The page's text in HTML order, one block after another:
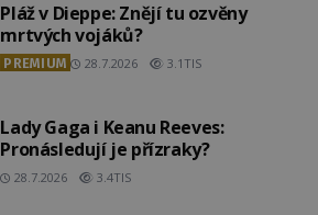
Pláž v Dieppe: Znějí tu ozvěny
mrtvých vojáků?
PREMIUM 28.7.2026 3.1TIS
Lady Gaga i Keanu Reeves:
Pronásledují je přízraky?
28.7.2026 3.4TIS